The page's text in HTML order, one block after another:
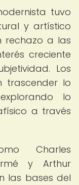
tuvo
y artístico
rechazo a las
creciente
Los
trascender lo
lo
a través
Charles
y Arthur
las bases del